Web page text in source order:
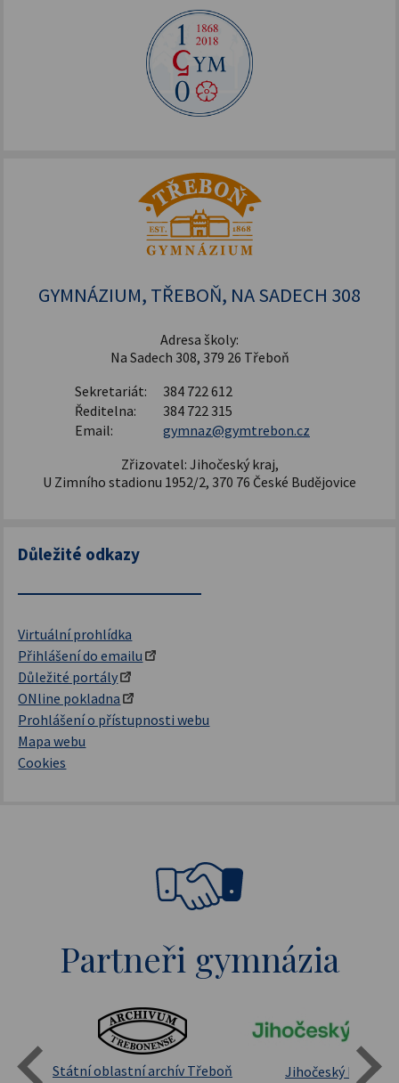
Půdní vestavba
Přírodovědné pobytové kurzy
Jazykové kompetence
Archív projektů
Zdravý životní styl
GYMNÁZIUM, TŘEBOŇ, NA SADECH 308
Adresa školy:
Na Sadech 308, 379 26 Třeboň
Sekretariát:
384 722 612
Ředitelna:
384 722 315
Email:
gymnaz@gymtrebon.cz
Zřizovatel: Jihočeský kraj,
U Zimního stadionu 1952/2, 370 76 České Budějovice
Důležité odkazy
Virtuální prohlídka
Přihlášení do emailu
Důležité portály
ONline pokladna
Prohlášení o přístupnosti webu
Mapa webu
Cookies
Partneři gymnázia
Státní oblastní archív Třeboň Jihočeský kraj